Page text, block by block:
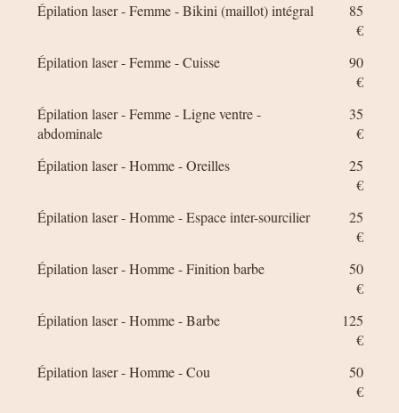
Épilation laser - Femme - Bikini (maillot) intégral
85
€
Épilation laser - Femme - Cuisse
90
€
Épilation laser - Femme - Ligne ventre -
abdominale
35
€
Épilation laser - Homme - Oreilles
25
€
Épilation laser - Homme - Espace inter-sourcilier
25
€
Épilation laser - Homme - Finition barbe
50
€
Épilation laser - Homme - Barbe
125
€
Épilation laser - Homme - Cou
50
€